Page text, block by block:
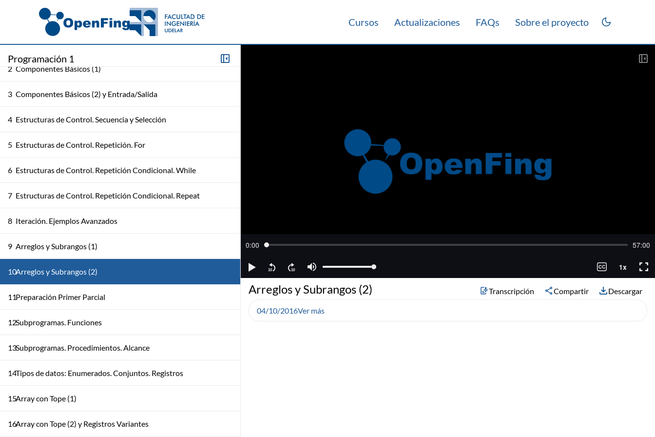
Cursos Actualizaciones FAQs Sobre el proyecto
Programación 1
1 Presentación del Curso y Nociones Generales
2 Componentes Básicos (1)
3 Componentes Básicos (2) y Entrada/Salida
4 Estructuras de Control. Secuencia y Selección
5 Estructuras de Control. Repetición. For
6 Estructuras de Control. Repetición Condicional. While
7 Estructuras de Control. Repetición Condicional. Repeat
8 Iteración. Ejemplos Avanzados
9 Arreglos y Subrangos (1)
10Arreglos y Subrangos (2)
11Preparación Primer Parcial
12Subprogramas. Funciones
13Subprogramas. Procedimientos. Alcance
14Tipos de datos: Enumerados. Conjuntos. Registros
15Array con Tope (1)
16Array con Tope (2) y Registros Variantes
Arreglos y Subrangos (2) Transcripción Compartir Descargar
04/10/2016Ver más